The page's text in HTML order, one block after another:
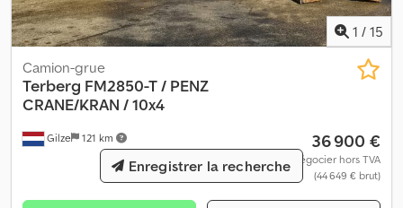
1 / 15
Gilze 121 km
Camion-grue
Terberg FM2850-T / PENZ
CRANE/KRAN / 10x4
36 900 €
à négocier hors TVA
(44 649 € brut)
Enregistrer la recherche